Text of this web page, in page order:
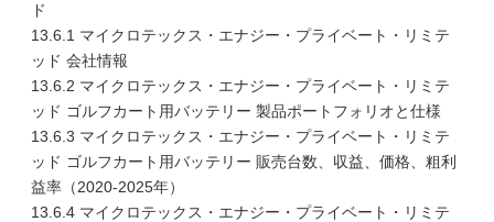
ド
13.6.1 マイクロテックス・エナジー・プライベート・リミテ
ッド 会社情報
13.6.2 マイクロテックス・エナジー・プライベート・リミテ
ッド ゴルフカート用バッテリー 製品ポートフォリオと仕様
13.6.3 マイクロテックス・エナジー・プライベート・リミテ
ッド ゴルフカート用バッテリー 販売台数、収益、価格、粗利
益率（2020-2025年）
13.6.4 マイクロテックス・エナジー・プライベート・リミテ